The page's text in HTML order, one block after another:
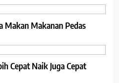
Makan Makanan Pedas
Cepat Naik Juga Cepat